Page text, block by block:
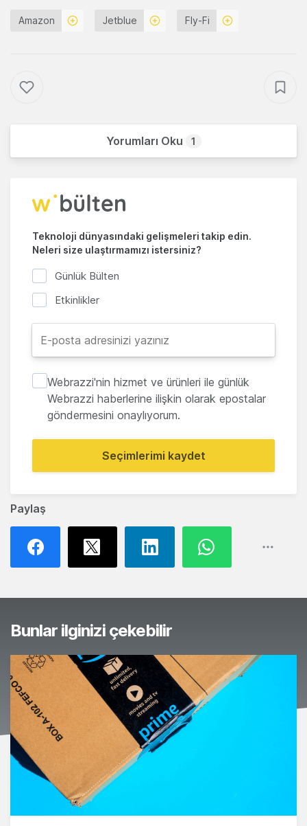
Paylaş
Amazon Jetblue Fly-Fi
Yorumları Oku 1
Teknoloji dünyasındaki gelişmeleri takip edin.
Neleri size ulaştırmamızı istersiniz?
Günlük Bülten
Etkinlikler
Webrazzi'nin hizmet ve ürünleri ile günlük
Webrazzi haberlerine ilişkin olarak epostalar
göndermesini onaylıyorum.
Seçimlerimi kaydet
Bunlar ilginizi çekebilir